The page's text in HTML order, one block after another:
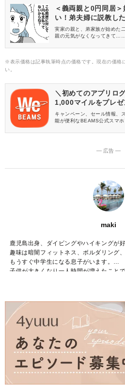
＜義両親と0円同居
い！弟夫婦に説教し
実家の親と、弟家族が始めた
親の元気がなくなってきて
※表示価格は記事執筆時点の価格です。現在の価格
い。
＼初めてのアプリロ
1,000マイルをプレゼ
キャンペーン、セール情報、
能が便利なBEAMS公式スマ
― 広告 ―
maki
鹿児島出身、ダイビングやハイキングが
趣味は暗闇フィットネス、ボルダリング
もうすぐ中学生になる息子がいます。
子供が大きくなり一人時間が増えたこと
好きなブランドはBCBG MAXAZRIA、
こちらでは主にUNIQLOやGU、しまむら
り入れたトレンド記事を紹介していきま
宜しくお願いします。